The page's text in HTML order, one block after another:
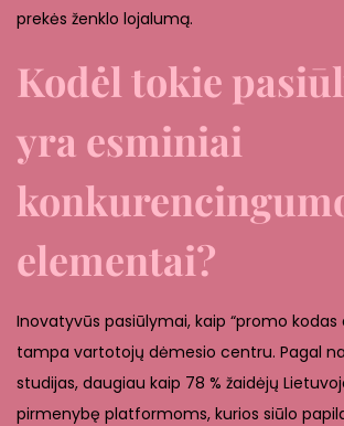
prekės ženklo lojalumą.
Kodėl tokie
yra esminiai
elementai?
Inovatyvūs pasiūlymai, kaip “promo kodas
tampa vartotojų dėmesio centru. Pagal
studijas, daugiau kaip 78 % žaidėjų
pirmenybę platformoms, kurios siūlo